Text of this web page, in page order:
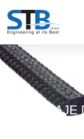
EMBALAJE